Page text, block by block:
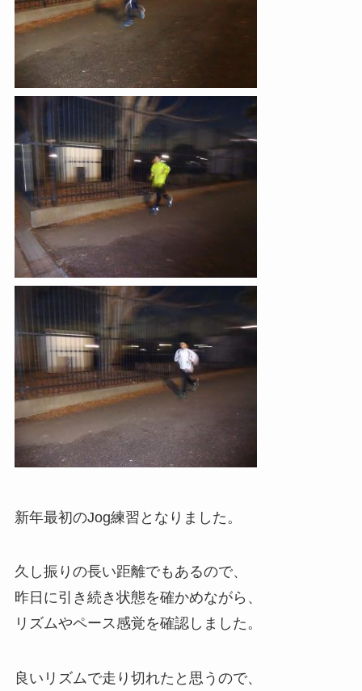
新年最初のJog練習となりました。
久し振りの長い距離でもあるので、
昨日に引き続き状態を確かめながら、
リズムやペース感覚を確認しました。
良いリズムで走り切れたと思うので、